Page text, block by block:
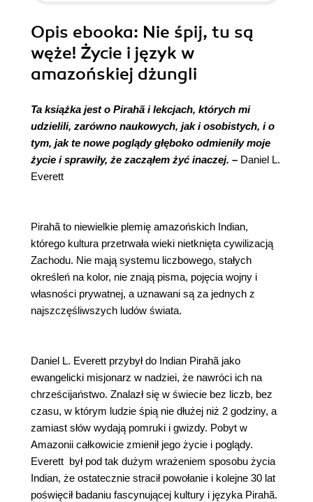
Opis ebooka: Nie śpij, tu są
węże! Życie i język w
amazońskiej dżungli
Ta książka jest o Pirahã i lekcjach, których mi
udzielili, zarówno naukowych, jak i osobistych, i o
tym, jak te nowe poglądy głęboko odmieniły moje
życie i sprawiły, że zacząłem żyć inaczej. – Daniel L.
Everett
Pirahã to niewielkie plemię amazońskich Indian,
którego kultura przetrwała wieki nietknięta cywilizacją
Zachodu. Nie mają systemu liczbowego, stałych
określeń na kolor, nie znają pisma, pojęcia wojny i
własności prywatnej, a uznawani są za jednych z
najszczęśliwszych ludów świata.
Daniel L. Everett przybył do Indian Pirahã jako
ewangelicki misjonarz w nadziei, że nawróci ich na
chrześcijaństwo. Znalazł się w świecie bez liczb, bez
czasu, w którym ludzie śpią nie dłużej niż 2 godziny, a
zamiast słów wydają pomruki i gwizdy. Pobyt w
Amazonii całkowicie zmienił jego życie i poglądy.
Everett był pod tak dużym wrażeniem sposobu życia
Indian, że ostatecznie stracił powołanie i kolejne 30 lat
poświęcił badaniu fascynującej kultury i języka Pirahã.